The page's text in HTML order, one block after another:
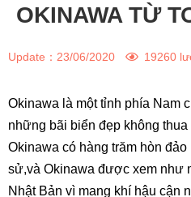
OKINAWA TỪ
Update： 23/06/2020 19260
Okinawa là một tỉnh phía Nam
những bãi biển đẹp không
Okinawa có hàng trăm hòn
sử,và Okinawa được xem như
Nhật Bản vì mang khí hậu cận